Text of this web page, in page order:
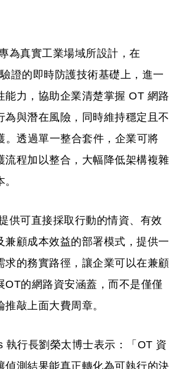
為真實工業場域所設計，在
證的即時防護技術基礎上，進一
能力，協助企業清楚掌握 OT 網路
為與潛在風險，同時維持穩定且不
。透過單一整合套件，企業可將
流程加以整合，大幅降低架構複雜
供可直接採取行動的情資、有效
兼顧成本效益的部署模式，提供一
求的務實路徑，讓企業可以在兼顧
OT的網路資安涵蓋，而不是僅僅
敲上面大費周章。
執行長劉榮太博士表示：「OT 資
偵測結果能真正轉化為可執行的決